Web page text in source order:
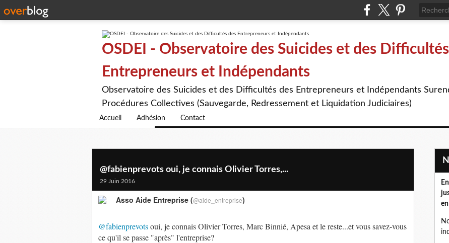
OSDEI - Observatoire des Suicides et des
Entrepreneurs et Indépendants
Observatoire des Suicides et des Difficultés des Entrepreneurs et Indépendants
Procédures Collectives (Sauvegarde, Redressement et Liquidation Judiciaires)
Accueil Adhésion Contact
@fabienprevots oui, je connais Olivier Torres,...
29 Juin 2016
@fabienprevotsoui, je connais Olivier Torres, Marc Binnié, Apesa et le reste...et vous savez-vous
ce qu'il se passe "après" l'entreprise?
Asso Aide Entreprise (@aide_entreprise)